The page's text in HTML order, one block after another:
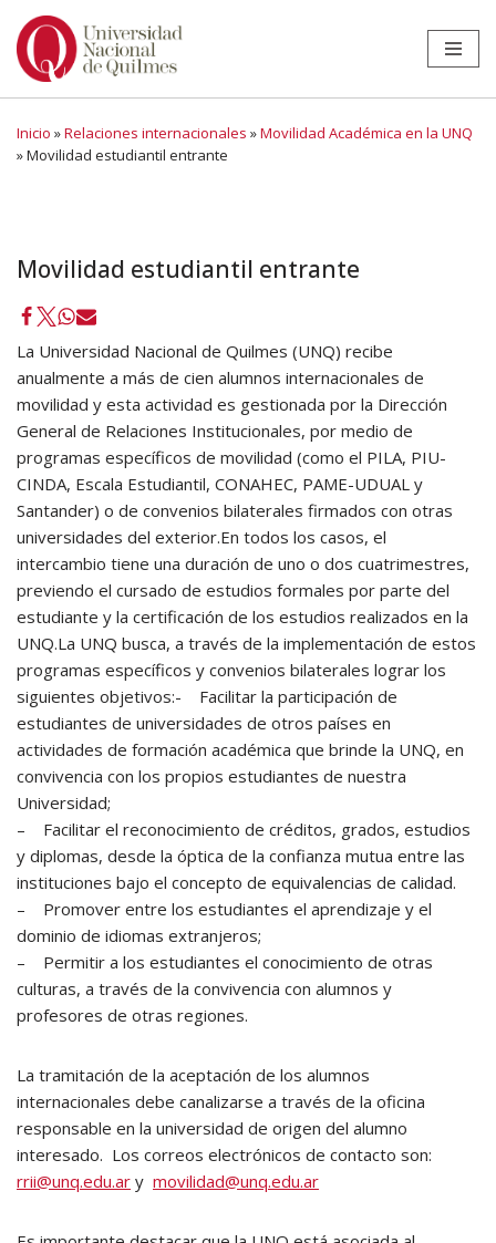
Ir
Inicio »Relaciones internacionales »Movilidad Académica en la UNQ
»Movilidad estudiantil entrante
Movilidad estudiantil entrante
La Universidad Nacional de Quilmes (UNQ) recibe
anualmente a más de cien alumnos internacionales de
movilidad y esta actividad es gestionada por la Dirección
General de Relaciones Institucionales, por medio de
programas específicos de movilidad (como el PILA, PIU-
CINDA, Escala Estudiantil, CONAHEC, PAME-UDUAL y
Santander) o de convenios bilaterales firmados con otras
universidades del exterior.En todos los casos, el
intercambio tiene una duración de uno o dos cuatrimestres,
previendo el cursado de estudios formales por parte del
estudiante y la certificación de los estudios realizados en la
UNQ.La UNQ busca, a través de la implementación de estos
programas específicos y convenios bilaterales lograr los
siguientes objetivos:- Facilitar la participación de
estudiantes de universidades de otros países en
actividades de formación académica que brinde la UNQ, en
convivencia con los propios estudiantes de nuestra
Universidad;
– Facilitar el reconocimiento de créditos, grados, estudios
y diplomas, desde la óptica de la confianza mutua entre las
instituciones bajo el concepto de equivalencias de calidad.
– Promover entre los estudiantes el aprendizaje y el
dominio de idiomas extranjeros;
– Permitir a los estudiantes el conocimiento de otras
culturas, a través de la convivencia con alumnos y
profesores de otras regiones.
La tramitación de la aceptación de los alumnos
internacionales debe canalizarse a través de la oficina
responsable en la universidad de origen del alumno
interesado. Los correos electrónicos de contacto son:
rrii@unq.edu.ar y movilidad@unq.edu.ar